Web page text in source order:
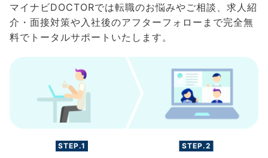
マイナビDOCTORでは転職のお悩みやご相談、求人紹
介・面接対策や入社後のアフターフォローまで完全無
料でトータルサポートいたします。
STEP.1 STEP.2